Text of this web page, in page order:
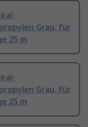
Grau, für
25 m
Grau, für
25 m